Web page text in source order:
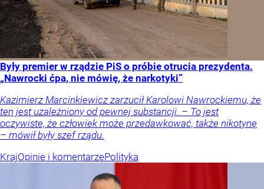
Były premier w rządzie PiS o próbie otrucia prezydenta.
„Nawrocki ćpa, nie mówię, że narkotyki”
Kazimierz Marcinkiewicz zarzucił Karolowi Nawrockiemu, że
ten jest uzależniony od pewnej substancji. – To jest
oczywiste, że człowiek może przedawkować, także nikotynę
– mówił były szef rządu.
KrajOpinie i komentarzePolityka